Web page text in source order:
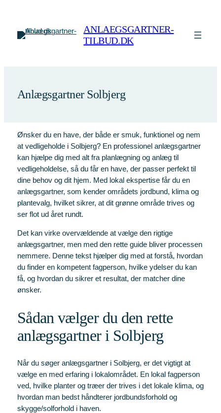
indhold
ANLAEGSGARTNER-
TILBUD.DK
Anlægsgartner Solbjerg
Ønsker du en have, der både er smuk, funktionel og nem
at vedligeholde i Solbjerg? En professionel anlægsgartner
kan hjælpe dig med alt fra planlægning og anlæg til
vedligeholdelse, så du får en have, der passer perfekt til
dine behov og dit hjem. Med lokal ekspertise får du en
anlægsgartner, som kender områdets jordbund, klima og
plantevalg, hvilket sikrer, at dit grønne område trives og
ser flot ud året rundt.
Det kan virke overvældende at vælge den rigtige
anlægsgartner, men med den rette guide bliver processen
nemmere. Denne tekst hjælper dig med at forstå, hvordan
du finder en kompetent fagperson, hvilke ydelser du kan
få, og hvordan du sikrer et resultat, der matcher dine
ønsker.
Sådan vælger du den rette
anlægsgartner i Solbjerg
Når du søger anlægsgartner i Solbjerg, er det vigtigt at
vælge en med erfaring i lokalområdet. En lokal fagperson
ved, hvilke planter og træer der trives i det lokale klima, og
hvordan man bedst håndterer jordbundsforhold og
skygge/solforhold i haven.